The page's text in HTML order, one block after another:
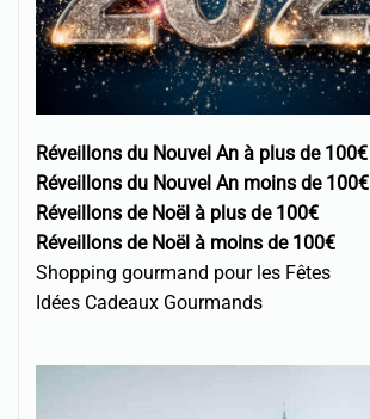
Réveillons du Nouvel An à plus de 100€
Réveillons du Nouvel An moins de 100€
Réveillons de Noël à plus de 100€
Réveillons de Noël à moins de 100€
Shopping gourmand pour les Fêtes
Idées Cadeaux Gourmands